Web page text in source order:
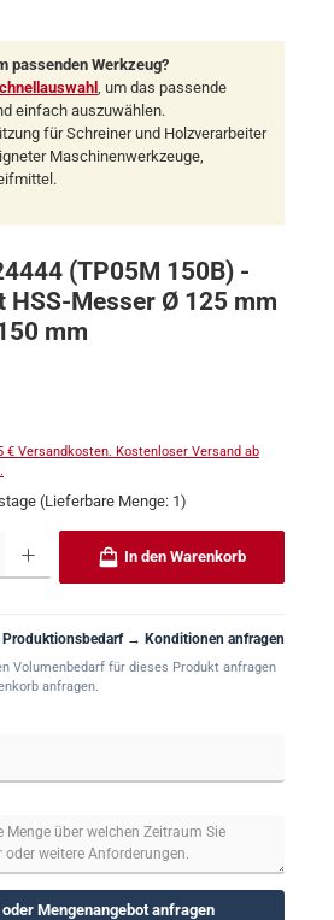
passenden Werkzeug?
, um das passende
einfach auszuwählen.
für Schreiner und Holzverarbeiter
Maschinenwerkzeuge,
(TP05M 150B) -
HSS-Messer Ø 125 mm
mm
€ Versandkosten. Kostenloser Versand ab
(Lieferbare Menge: 1)
Wert ein oder benutze die Schaltflächen
In den Warenkorb
Produktionsbedarf → Konditionen anfragen
Volumenbedarf für dieses Produkt anfragen
anfragen.
Mengenangebot anfragen